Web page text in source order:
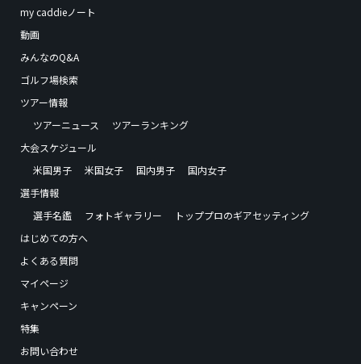
my caddieノート
動画
みんなのQ&A
ゴルフ場検索
ツアー情報
ツアーニュース
ツアーランキング
大会スケジュール
米国男子
米国女子 国内男子
国内女子
選手情報
選手名鑑
フォトギャラリー
トッププロのギアセッティング
はじめての方へ
よくある質問
マイページ
キャンペーン
特集
お問い合わせ